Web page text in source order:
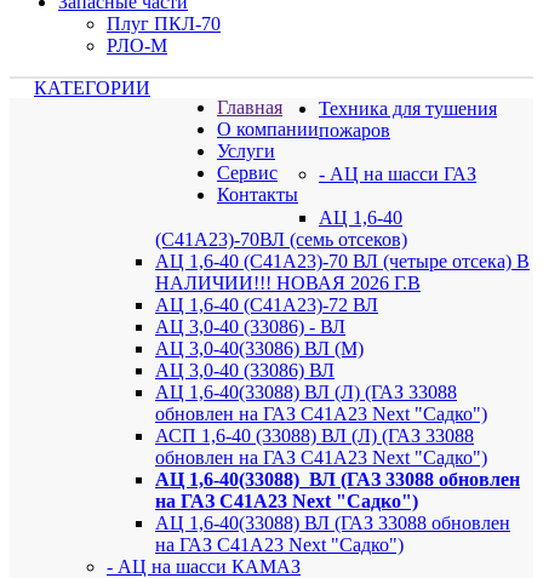
Плуг ПКЛ-70
РЛО-М
КАТЕГОРИИ
Главная
О компании
Услуги
Сервис
Контакты
Техника для тушения
пожаров
- АЦ на шасси ГАЗ
АЦ 1,6-40
(С41А23)-70ВЛ (семь отсеков)
АЦ 1,6-40 (С41А23)-70 ВЛ (четыре отсека) В
НАЛИЧИИ!!! НОВАЯ 2026 Г.В
АЦ 1,6-40 (С41А23)-72 ВЛ
АЦ 3,0-40 (33086) - ВЛ
АЦ 3,0-40(33086) ВЛ (М)
АЦ 3,0-40 (33086) ВЛ
АЦ 1,6-40(33088) ВЛ (Л) (ГАЗ 33088
обновлен на ГАЗ С41А23 Next "Садко")
АСП 1,6-40 (33088) ВЛ (Л) (ГАЗ 33088
обновлен на ГАЗ С41А23 Next "Садко")
АЦ 1,6-40(33088)_ВЛ (ГАЗ 33088 обновлен
на ГАЗ С41А23 Next "Садко")
АЦ 1,6-40(33088) ВЛ (ГАЗ 33088 обновлен
на ГАЗ С41А23 Next "Садко")
- АЦ на шасси КАМАЗ